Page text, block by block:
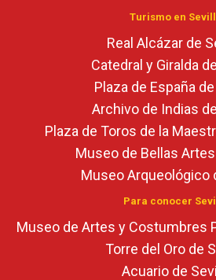
Turismo en
Real Alcázar de
Catedral y Giralda
Plaza de España
Archivo de Indias
Plaza de Toros de la
Museo de Bellas
Museo Arqueológico
Para conocer
Museo de Artes y Costumbres
Torre del Oro de
Acuario de